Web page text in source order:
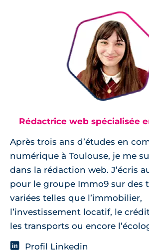
Rédactrice web spécialisée
Après trois ans d’études en
numérique à Toulouse, je me
dans la rédaction web. J’écris
pour le groupe Immo9 sur des
variées telles que l’immobilier,
l’investissement locatif, le
les transports ou encore
Profil Linkedin